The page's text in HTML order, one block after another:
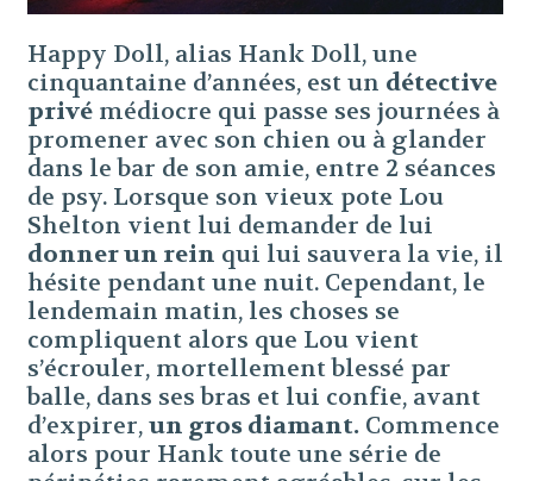
Happy Doll, alias Hank Doll, une
cinquantaine d’années, est un détective
privémédiocre qui passe ses journées à
promener avec son chien ou à glander
dans le bar de son amie, entre 2 séances
de psy. Lorsque son vieux pote Lou
Shelton vient lui demander de lui
donner un rein qui lui sauvera la vie, il
hésite pendant une nuit. Cependant, le
lendemain matin, les choses se
compliquent alors que Lou vient
s’écrouler, mortellement blessé par
balle, dans ses bras et lui confie, avant
d’expirer, un gros diamant.Commence
alors pour Hank toute une série de